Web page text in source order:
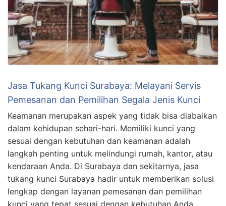
Jasa Tukang Kunci Surabaya: Melayani Servis
Pemesanan dan Pemilihan Segala Jenis Kunci
Keamanan merupakan aspek yang tidak bisa diabaikan
dalam kehidupan sehari-hari. Memiliki kunci yang
sesuai dengan kebutuhan dan keamanan adalah
langkah penting untuk melindungi rumah, kantor, atau
kendaraan Anda. Di Surabaya dan sekitarnya, jasa
tukang kunci Surabaya hadir untuk memberikan solusi
lengkap dengan layanan pemesanan dan pemilihan